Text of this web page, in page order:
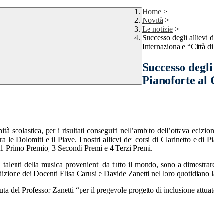
Home >
Novità >
Le notizie >
Successo degli allievi
Internazionale “Città
Successo
Pianoforte al
scolastica, per i risultati conseguiti nell’ambito dell’ottava
le Dolomiti e il Piave. I nostri allievi dei corsi di Clarinetto e di
Primo Premio, 3 Secondi Premi e 4 Terzi Premi.
della musica provenienti da tutto il mondo, sono a
dei Docenti Elisa Carusi e Davide Zanetti nel loro quotidiano
del Professor Zanetti “per il pregevole progetto di inclusione